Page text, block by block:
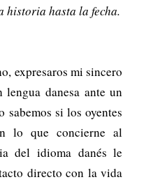
historia hasta la fecha.
expresaros mi sincero
danesa ante un
sabemos si los oyentes
lo que concierne al
del idioma danés le
directo con la vida